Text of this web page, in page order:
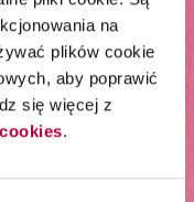
na
plików cookie
aby poprawić
się więcej z
.
I
NA
Wella Technik i